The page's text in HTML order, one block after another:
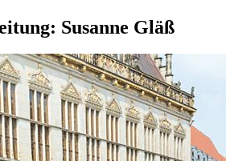
Susanne Gläß